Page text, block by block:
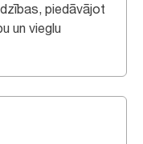
piedāvājot
un vieglu